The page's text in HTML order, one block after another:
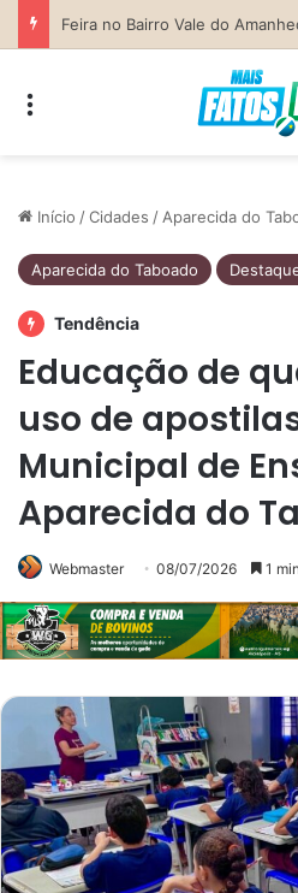
Previsão do Tempo para Costa
Início /Cidades / Aparecida do
Aparecida do Taboado
Tendência
Educação de
uso de
Municipal de
Aparecida do
Webmaster 08/07/2026 1